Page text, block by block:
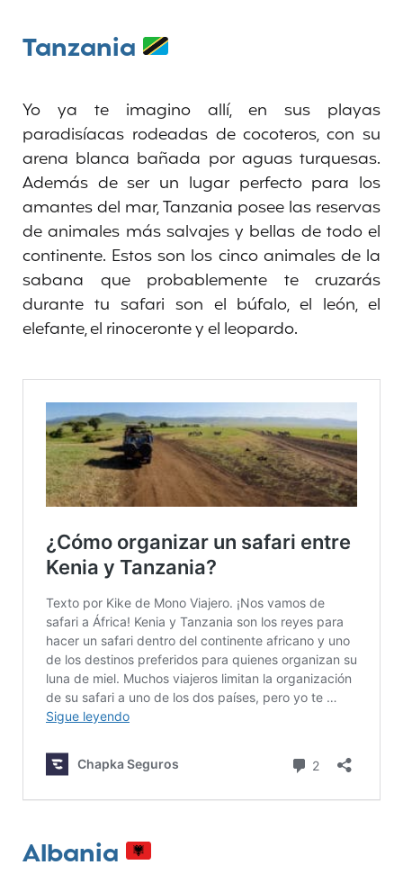
Tanzania
Yo ya te imagino allí, en sus playas
paradisíacas rodeadas de cocoteros, con su
arena blanca bañada por aguas turquesas.
Además de ser un lugar perfecto para los
amantes del mar, Tanzania posee las reservas
de animales más salvajes y bellas de todo el
continente. Estos son los cinco animales de la
sabana que probablemente te cruzarás
durante tu safari son el búfalo, el león, el
elefante, el rinoceronte y el leopardo.
Albania